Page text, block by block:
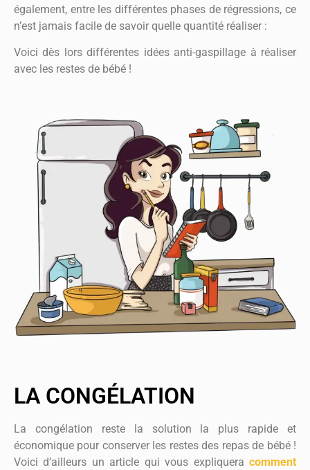
également, entre les différentes phases de régressions, ce
n’est jamais facile de savoir quelle quantité réaliser :
Voici dès lors différentes idées anti-gaspillage à réaliser
avec les restes de bébé !
LA CONGÉLATION
La congélation reste la solution la plus rapide et
économique pour conserver les restes des repas de bébé !
Voici d’ailleurs un article qui vous expliquera comment